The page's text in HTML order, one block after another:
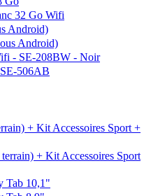
32 Go Wifi
Android)
Android)
- SE-208BW - Noir
506AB
+ Kit Accessoires Sport +
+ Kit Accessoires Sport
Tab 10,1"